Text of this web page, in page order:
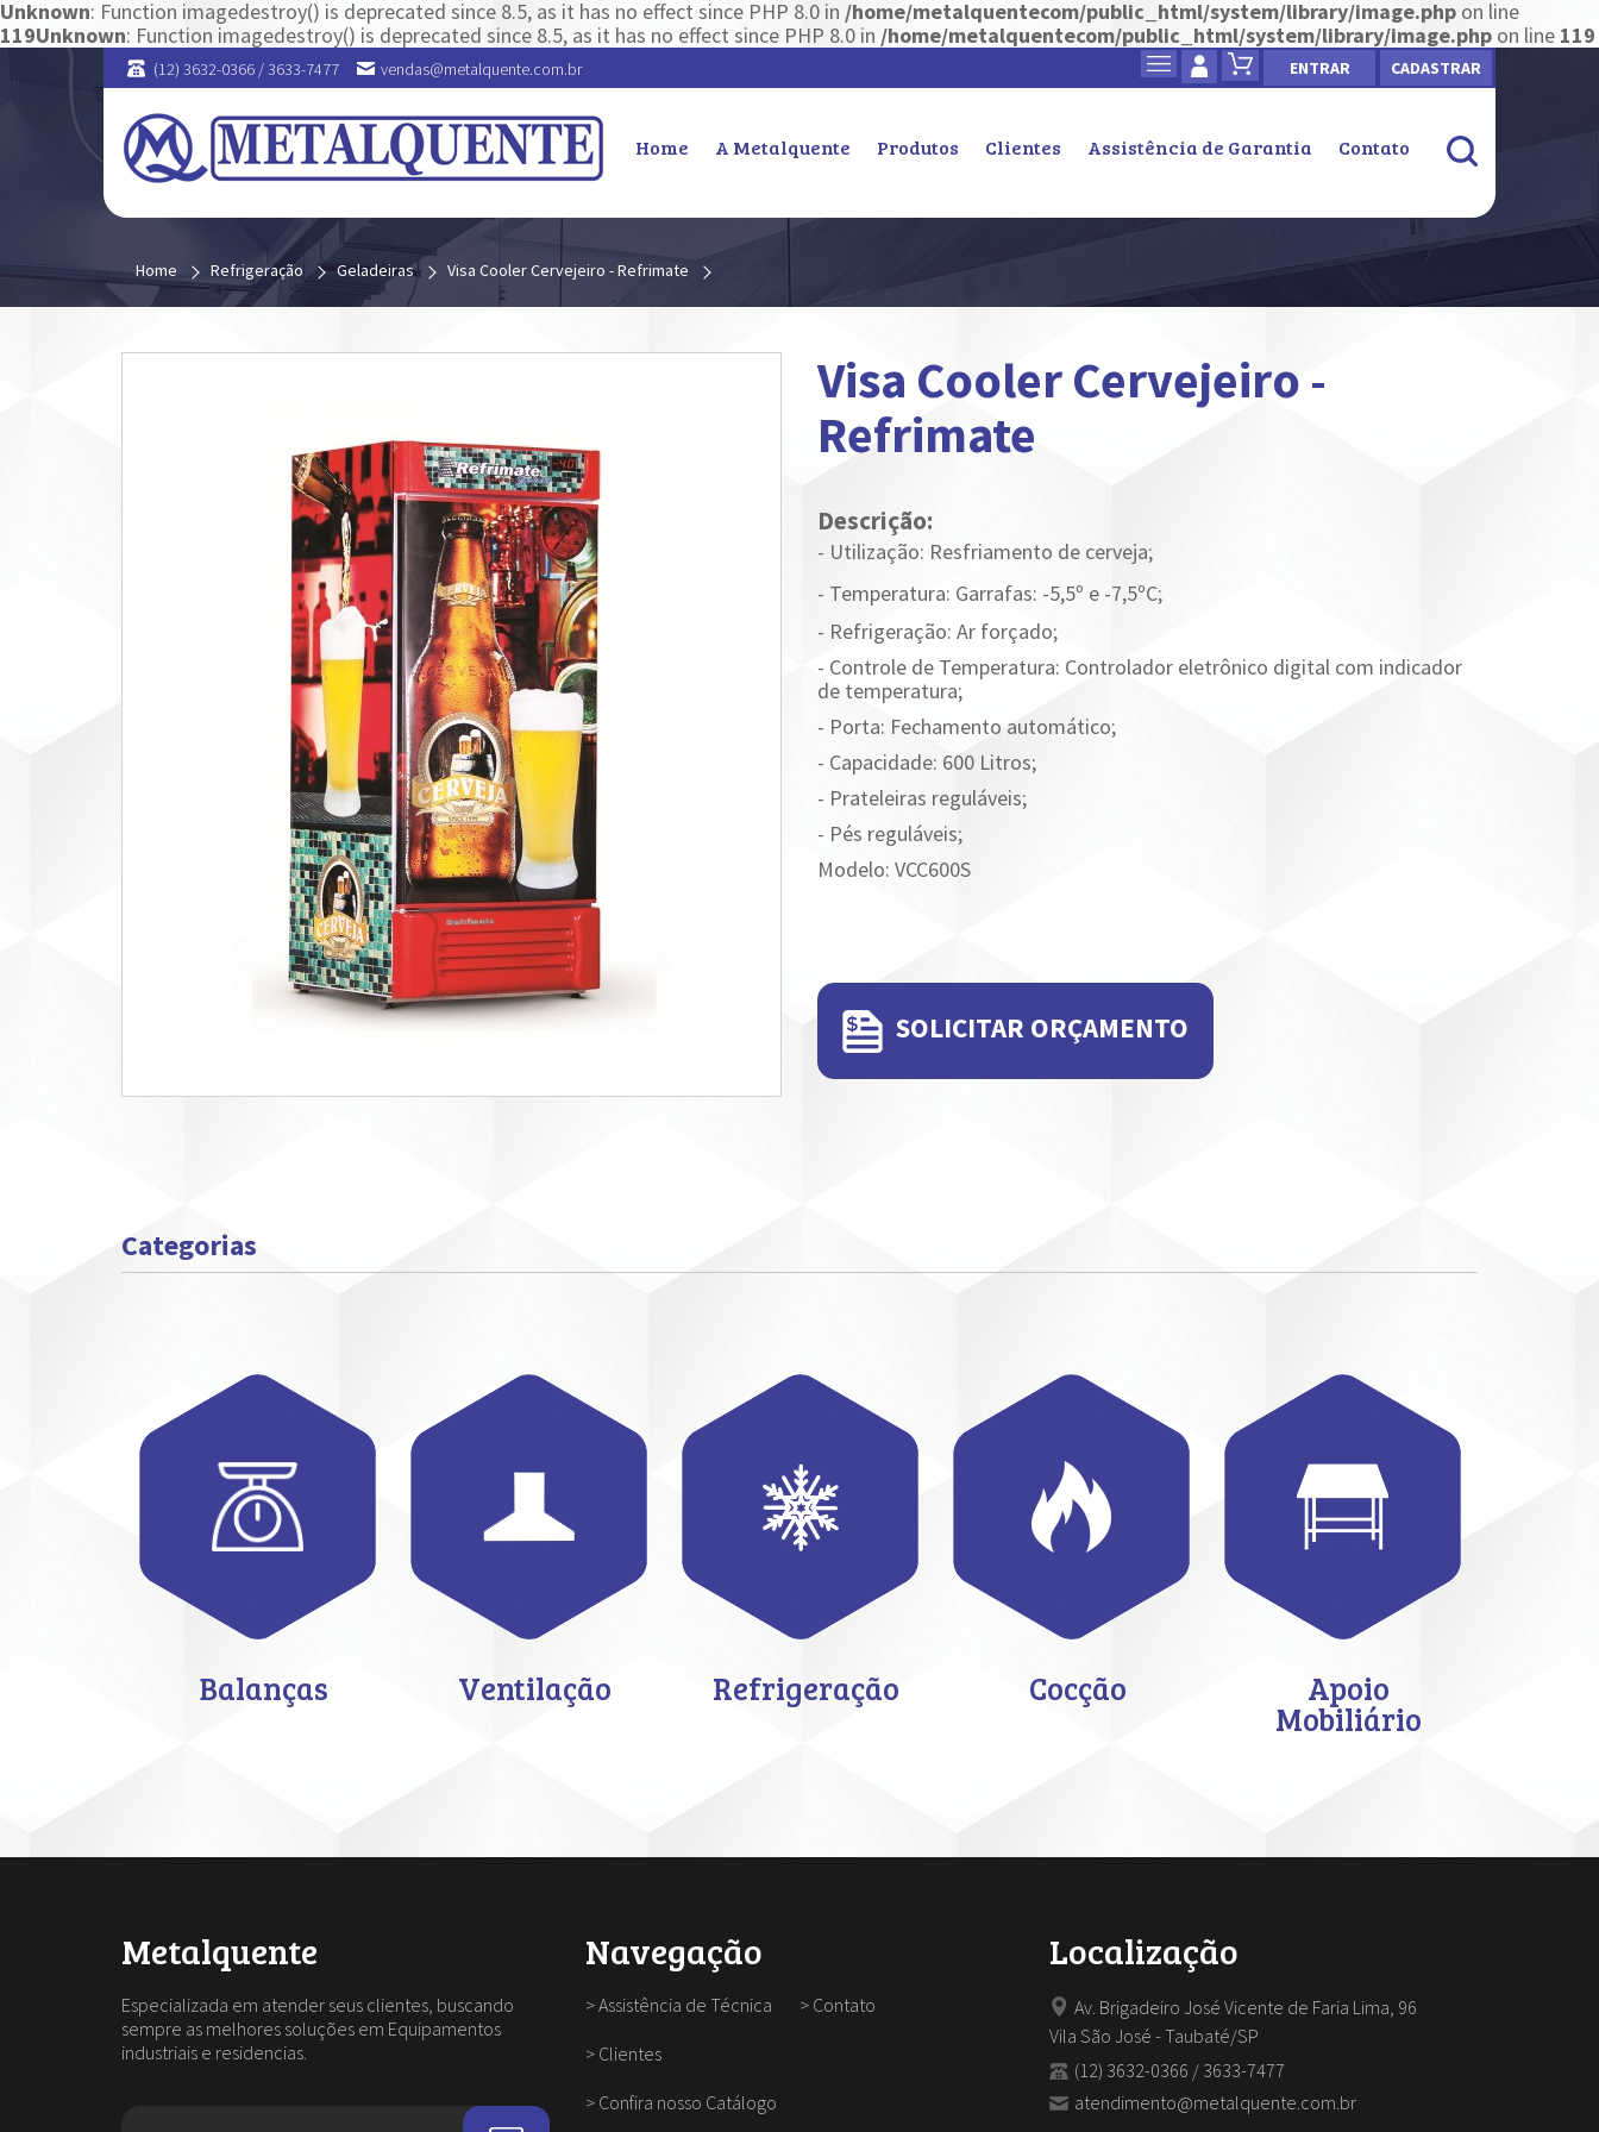
Unknown: Function imagedestroy() is deprecated since 8.5, as it has no effect since PHP 8.0 in /home/metalquentecom/public_html/system/library/image.php on line
119Unknown: Function imagedestroy() is deprecated since 8.5, as it has no effect since PHP 8.0 in /home/metalquentecom/public_html/system/library/image.php on line 119
(12) 3632-0366 / 3633-7477 vendas@metalquente.com.br ENTRAR CADASTRAR
Home A Metalquente Produtos Clientes Assistência de Garantia Contato
Home Refrigeração Geladeiras Visa Cooler Cervejeiro - Refrimate
Visa Cooler Cervejeiro -
Refrimate
Descrição:
- Utilização: Resfriamento de cerveja;
- Temperatura: Garrafas: -5,5º e -7,5ºC;
- Refrigeração: Ar forçado;
- Controle de Temperatura: Controlador eletrônico digital com indicador
de temperatura;
- Porta: Fechamento automático;
- Capacidade: 600 Litros;
- Prateleiras reguláveis;
- Pés reguláveis;
Modelo: VCC600S
SOLICITAR ORÇAMENTO
Categorias
Balanças Ventilação Refrigeração Cocção Apoio
Mobiliário
Metalquente
Especializada em atender seus clientes, buscando
sempre as melhores soluções em Equipamentos
industriais e residencias.
Navegação
>Assistência de Técnica
> Clientes
> Confira nosso Catálogo
> Contato
Localização
Av. Brigadeiro José Vicente de Faria Lima, 96
Vila São José - Taubaté/SP
(12) 3632-0366 / 3633-7477
atendimento@metalquente.com.br